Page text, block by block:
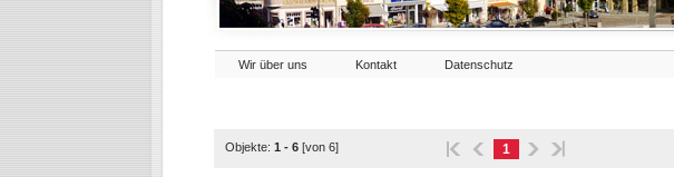
Wir über uns Kontakt Datenschutz
Objekte: 1 - 6[von 6] 1